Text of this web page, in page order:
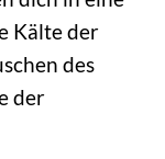
Kälte der
des
der